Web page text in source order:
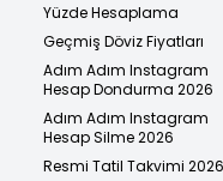
Yüzde Hesaplama
Geçmiş Döviz Fiyatları
Adım Adım Instagram
Hesap Dondurma 2026
Adım Adım Instagram
Hesap Silme 2026
Resmi Tatil Takvimi 2026